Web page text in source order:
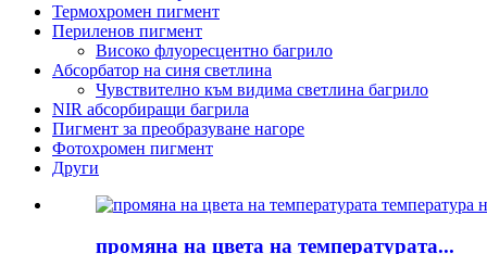
Термохромен пигмент
Периленов пигмент
Високо флуоресцентно багрило
Абсорбатор на синя светлина
Чувствително към видима светлина багрило
NIR абсорбиращи багрила
Пигмент за преобразуване нагоре
Фотохромен пигмент
Други
промяна на цвета на температурата...